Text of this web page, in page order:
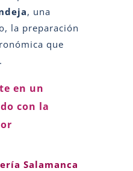
, una
la preparación
que
en un
con la
Salamanca